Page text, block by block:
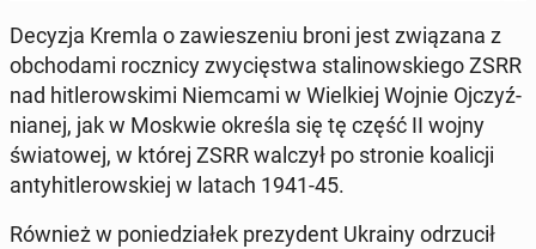
Decyzja Kremla o za­w­iesze­niu broni jest związana z
ob­choda­mi roczni­cy zwycięst­wa stal­i­nowskiego ZSRR
nad hitlerowski­mi Niem­ca­mi w Wielkiej Wojnie Ojczyź­
ni­anej, jak w Moskwie określa się tę część II wojny
świa­towej, w której ZSRR walczył po stronie koal­icji
an­ty­hitlerowskiej w latach 1941-45.
Również w poniedzi­ałek prezy­dent Ukrainy odrzu­cił